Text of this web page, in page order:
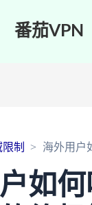
番茄VPN
制 海外用户
如